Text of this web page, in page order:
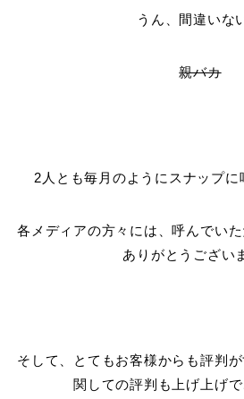
うん、間違いな
親バカ
2人とも毎月のようにスナップ
各メディアの方々には、呼んでいた
ありがとうござい
そして、とてもお客様からも評判
関しての評判も上げ上げで